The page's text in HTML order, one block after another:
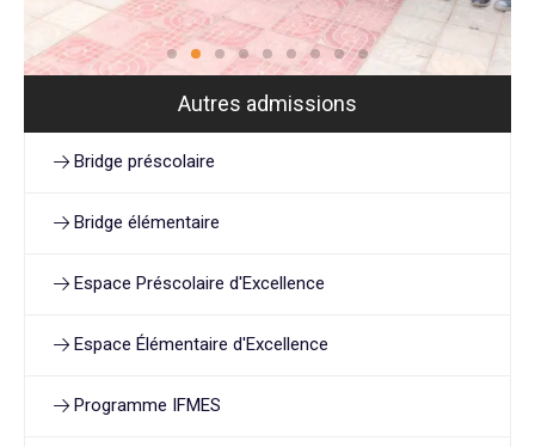
Autres admissions
Bridge préscolaire
Bridge élémentaire
Espace Préscolaire d'Excellence
Espace Élémentaire d'Excellence
Programme IFMES